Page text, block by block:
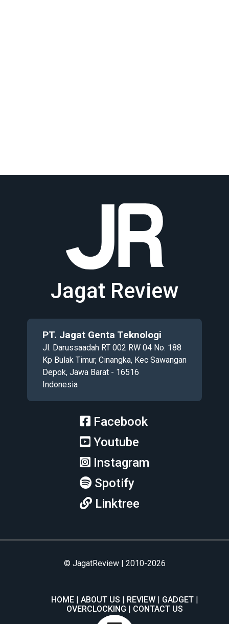
Jagat Review
PT. Jagat Genta Teknologi
Jl. Darussaadah RT 002 RW 04 No. 188
Kp Bulak Timur, Cinangka, Kec Sawangan
Depok, Jawa Barat - 16516
Indonesia
Facebook
Youtube
Instagram
Spotify
Linktree
© JagatReview | 2010-2026
HOME ABOUT US REVIEW
GADGET
OVERCLOCKING
CONTACT US